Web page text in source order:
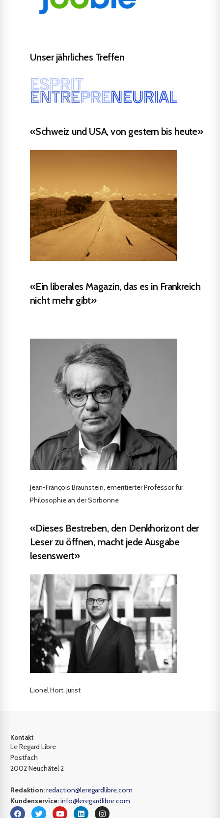
Unser jährliches Treffen
«Schweiz und USA, von gestern bis heute»
«Ein liberales Magazin, das es in Frankreich
nicht mehr gibt»
Jean-François Braunstein, emeritierter Professor für
Philosophie an der Sorbonne
«Dieses Bestreben, den Denkhorizont der
Leser zu öffnen, macht jede Ausgabe
lesenswert»
Lionel Hort, Jurist
Kontakt
Le Regard Libre
Postfach
2002 Neuchâtel 2
Redaktion:redaction@leregardlibre.com
Kundenservice:info@leregardlibre.com